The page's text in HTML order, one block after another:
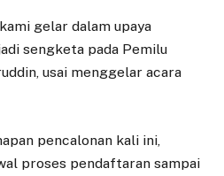
gelar dalam upaya
sengketa pada Pemilu
usai menggelar acara
pencalonan kali ini,
proses pendaftaran sampai